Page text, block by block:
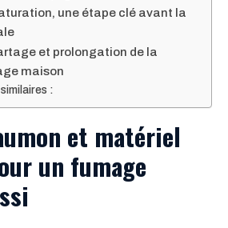
une étape clé avant la
et prolongation de la
maison
:
et matériel
un fumage